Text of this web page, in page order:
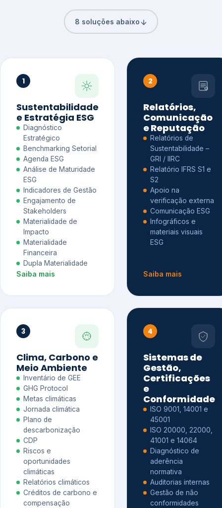
8 soluções abaixo
1
Sustentabilidade
e Estratégia ESG
Diagnóstico
Estratégico
Benchmarking Setorial
Agenda ESG
Análise de Maturidade
ESG
Indicadores de Gestão
Engajamento de
Stakeholders
Materialidade de
Impacto
Materialidade
Financeira
Dupla Materialidade
Saiba mais
2
Relatórios,
Comunicação
e Reputação
Relatórios de
Sustentabilidade –
GRI / IIRC
Relatório IFRS S1 e
S2
Apoio na
verificação externa
Comunicação ESG
Infográficos e
materiais visuais
ESG
Saiba mais
3
Clima, Carbono e
Meio Ambiente
Inventário de GEE
GHG Protocol
Metas climáticas
Jornada climática
Plano de
descarbonização
CDP
Riscos e
oportunidades
climáticas
Relatórios climáticos
Créditos de carbono e
compensação
4
Sistemas de
Gestão,
Certificações
e
Conformidade
ISO 9001, 14001 e
45001
ISO 20000, 22000,
41001 e 14064
Diagnóstico de
aderência
normativa
Auditorias internas
Gestão de não
conformidades